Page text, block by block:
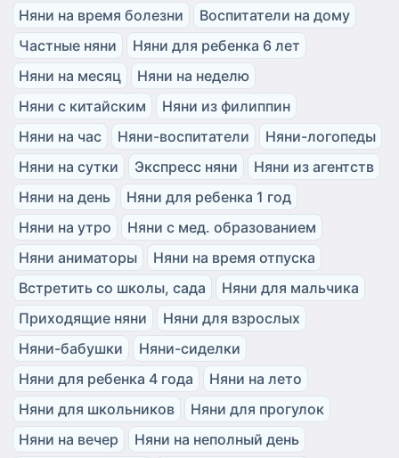
Няни на время болезни
Воспитатели на дому
Частные няни
Няни для ребенка 6 лет
Няни на месяц
Няни на неделю
Няни с китайским
Няни из филиппин
Няни на час
Няни-воспитатели
Няни-логопеды
Няни на сутки
Экспресс няни
Няни из агентств
Няни на день
Няни для ребенка 1 год
Няни на утро
Няни с мед. образованием
Няни аниматоры
Няни на время отпуска
Встретить со школы, сада
Няни для мальчика
Приходящие няни
Няни для взрослых
Няни-бабушки
Няни-сиделки
Няни для ребенка 4 года
Няни на лето
Няни для школьников
Няни для прогулок
Няни на вечер
Няни на неполный день